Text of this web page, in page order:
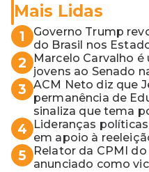
Mais Lidas
1
Governo Trump
do Brasil nos
2
Marcelo Carvalho
jovens ao Senado
3 ACM Neto diz que
permanência de
sinaliza que tema
4
Lideranças
em apoio à
5
Relator da CPMI
anunciado como